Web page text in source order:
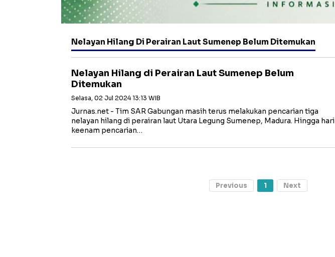
Nelayan Hilang Di Perairan Laut Sumenep Belum Ditemukan
Nelayan Hilang di Perairan Laut Sumenep Belum
Ditemukan
Selasa, 02 Jul 2024 13:13 WIB
Jurnas.net - Tim SAR Gabungan masih terus melakukan pencarian tiga
nelayan hilang di perairan laut Utara Legung Sumenep, Madura. Hingga hari
keenam pencarian…
Previous 1 Next